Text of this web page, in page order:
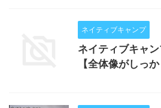
ネイティブキャンプ
ネイティブキャ
【全体像がしっか